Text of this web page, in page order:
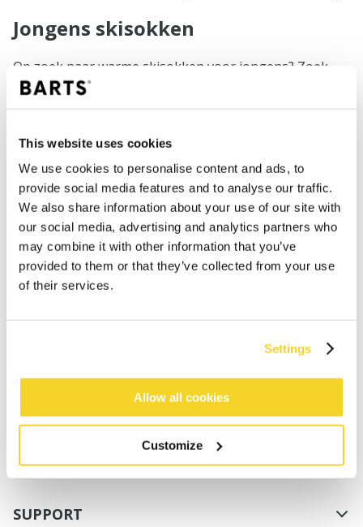
This website uses cookies
We use cookies to personalise content and ads, to
provide social media features and to analyse our traffic.
We also share information about your use of our site with
our social media, advertising and analytics partners who
may combine it with other information that you’ve
provided to them or that they’ve collected from your use
of their services.
Settings
Allow all cookies
Customize
Jongens skisokken
Op zoek naar warme skisokken voor jongens? Zoek
niet verder! Onze skisokken voor kinderen hebben
dag.
Jongens hoeden en mutsen
Outdoor hoeden met oorflappen, warme voering en
waterdichte materialen. Praktisch voor de winter en
herfst, want je weet nooit hoe het weer vandaag zal
zijn. Ontdek onze Jongens Outdoor mutsen en hoeden!
Meisjes
Baby's
SUPPORT